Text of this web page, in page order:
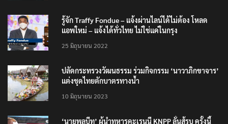
รู้จัก Traffy Fondue – แจ้งผ่านไลน์ได้ไม่ต้อง โหลด
แอพใหม่ – แจ้งได้ทั่วไทย ไม่ใช่แค่ในกรุง
25 มิถุนายน 2022
ปลัดกระทรวงวัฒนธรรม ร่วมกิจกรรม ‘นาวาภิกขาจาร’
แต่งชุดไทยตักบาตรทางน้ำ
10 มิถุนายน 2023
‘นายพลบีทู’ ผู้นำทหารคะเรนนี KNPP ลั่นสู้รบ ครั้งนี้